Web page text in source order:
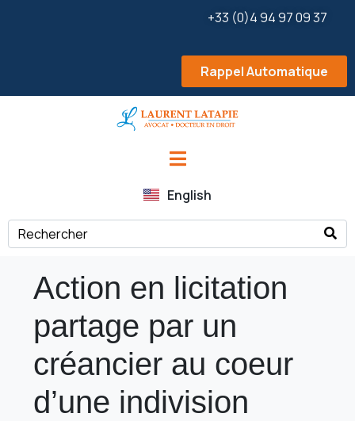
+33 (0)4 94 97 09 37
Rappel Automatique
English
Action en licitation
partage par un
créancier au coeur
d’une indivision